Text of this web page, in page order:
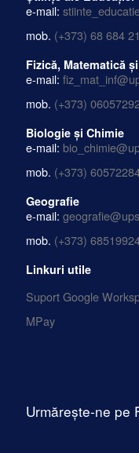
mob.(+373) 68 659
Științe ale Educației
e-mail:
mob.(+373) 68 684
Fizică, Matematică
e-mail:
mob.(+373)
Biologie și Chimie
e-mail:
mob.(+373)
Geografie
e-mail:
Linkuri utile